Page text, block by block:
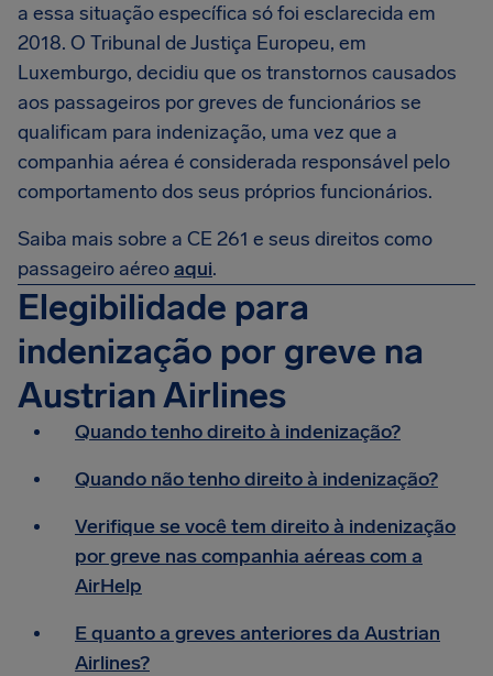
a essa situação específica só foi esclarecida em
2018. O Tribunal de Justiça Europeu, em
Luxemburgo, decidiu que os transtornos causados
aos passageiros por greves de funcionários se
qualificam para indenização, uma vez que a
companhia aérea é considerada responsável pelo
comportamento dos seus próprios funcionários.
Saiba mais sobre a CE 261 e seus direitos como
passageiro aéreoaqui.
Elegibilidade para
indenização por greve na
Austrian Airlines
Quando tenho direito à indenização?
Quando não tenho direito à indenização?
Verifique se você tem direito à indenização
por greve nas companhia aéreas com a
AirHelp
E quanto a greves anteriores da Austrian
Airlines?